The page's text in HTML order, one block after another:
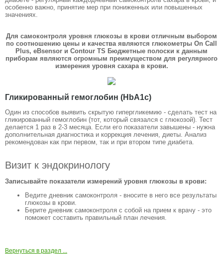
особенно важно, принятие мер при пониженных или повышенных
значениях.
Для самоконтроля уровня глюкозы в крови отличным выбором
по соотношению цены и качества являются глюкометры On Call
Plus, eBsensor и Contour TS Бюджетные полоски к данным
приборам являются огромным преимуществом для регулярного
измерения уровня сахара в крови.
Гликированный гемоглобин (HbA1c)
Один из способов выявить скрытую гипергликемию - сделать тест на
гликированный гемоглобин (тот, который связался с глюкозой). Тест
делается 1 раз в 2-3 месяца. Если его показатели завышены - нужна
дополнительная диагностика и коррекция лечения, диеты. Анализ
рекомендован как при первом, так и при втором типе диабета.
Визит к эндокринологу
Записывайте показатели измерений уровня глюкозы в крови:
Ведите дневник самоконтроля - вносите в него все результаты
глюкозы в крови.
Берите дневник самоконтроля с собой на прием к врачу - это
поможет составить правильный план лечения.
Вернуться в раздел ...